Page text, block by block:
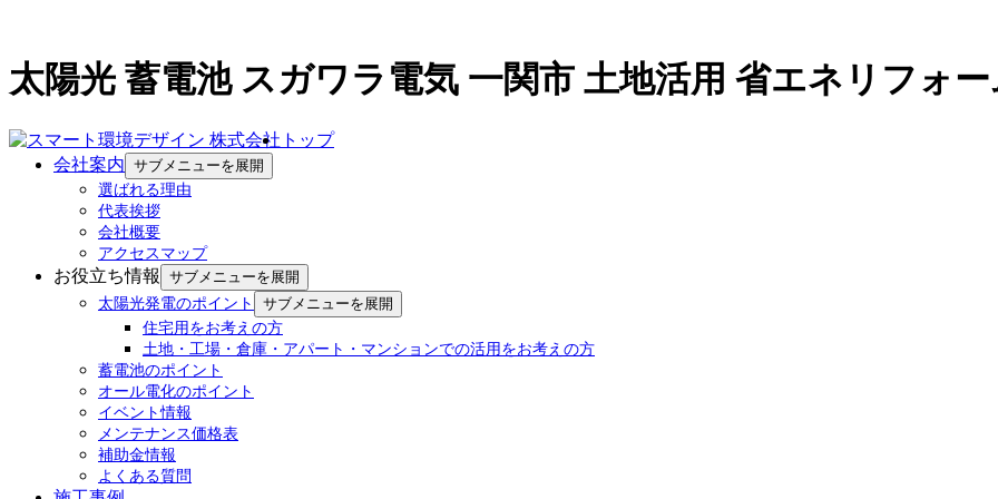
太陽光 蓄電池 スガワラ電気 一関市 土地活用 省エネリフォ
トップ
会社案内 サブメニューを展開
選ばれる理由
代表挨拶
会社概要
アクセスマップ
お役立ち情報
サブメニューを展開
太陽光発電のポイント
サブメニューを展開
住宅用をお考えの方
土地・工場・倉庫・アパート・マンションでの活用をお考えの方
蓄電池のポイント
オール電化のポイント
イベント情報
メンテナンス価格表
補助金情報
よくある質問